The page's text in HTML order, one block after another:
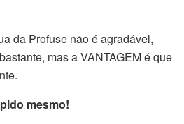
da Profuse não é agradável,
mas a VANTAGEM é que
mesmo!